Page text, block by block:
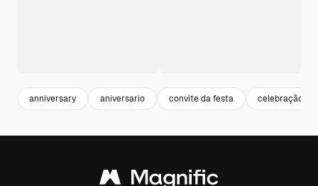
anniversary aniversario convite da festa celebração